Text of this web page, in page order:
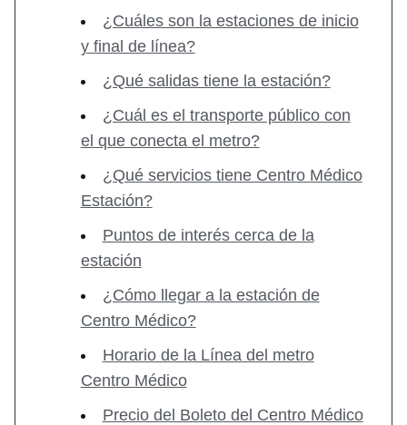
¿Cuáles son la estaciones de inicio
y final de línea?
¿Qué salidas tiene la estación?
¿Cuál es el transporte público con
el que conecta el metro?
¿Qué servicios tiene Centro Médico
Estación?
Puntos de interés cerca de la
estación
¿Cómo llegar a la estación de
Centro Médico?
Horario de la Línea del metro
Centro Médico
Precio del Boleto del Centro Médico